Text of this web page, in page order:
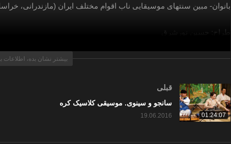
بانوان- مبین سنت­های موسیقایی ناب اقوام مختلف ایران (مازندرانی،
طراح: حسین نورشرق
(Всего 82 просмотров, 1 сегодня)
بیشتر نشان بده، اطلاعات
01:24:07
قبلی
سانجو و سینوی. موسیقی کلاسیک کره
19.06.2016